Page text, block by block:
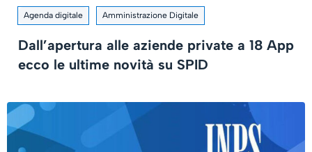
Agenda digitale Amministrazione Digitale
Dall’apertura alle aziende private a 18 App
ecco le ultime novità su SPID